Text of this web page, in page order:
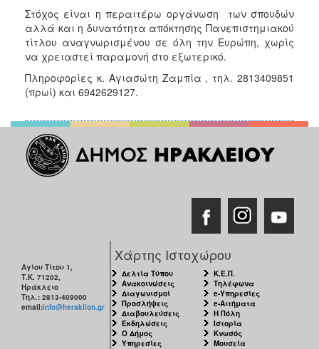
Στόχος είναι η περαιτέρω οργάνωση των σπουδών
αλλά και η δυνατότητα απόκτησης Πανεπιστημιακού
τίτλου αναγνωρισμένου σε όλη την Ευρώπη, χωρίς
να χρειαστεί παραμονή στο εξωτερικό.
Πληροφορίες κ. Αγιασώτη Ζαμπία , τηλ. 2813409851
(πρωί) και 6942629127.
Αγίου Τίτου 1,
Τ.Κ. 71202,
Ηράκλειο
Τηλ.: 2813-409000
email:info@heraklion.gr
Χάρτης Ιστοχώρου
Δελτία Τύπου
Ανακοινώσεις
Διαγωνισμοί
Προσλήψεις
Διαβουλεύσεις
Εκδηλώσεις
Ο Δήμος
Υπηρεσίες
Κ.Ε.Π.
Τηλέφωνα
e-Υπηρεσίες
e-Αιτήματα
Η Πόλη
Ιστορία
Κνωσός
Μουσεία